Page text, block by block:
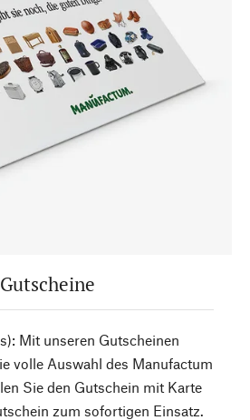
Gutscheine
Mit unseren Gutscheinen
volle Auswahl des Manufactum
Sie den Gutschein mit Karte
zum sofortigen Einsatz.